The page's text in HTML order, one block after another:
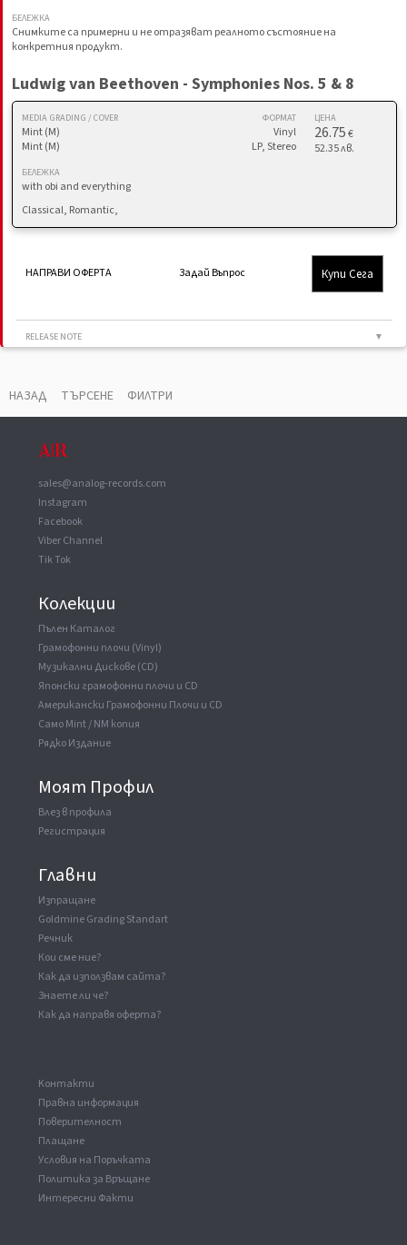
БЕЛЕЖКА
Снимките са примерни и не отразяват реалното състояние на
конкретния продукт.
Ludwig van Beethoven - Symphonies Nos. 5 & 8
MEDIA GRADING / COVER
Mint (M)
Mint (M)
ФОРМАТ
Vinyl
LP, Stereo
ЦЕНА
26.75€
52.35 лв.
БЕЛЕЖКА
with obi and everything
Classical, Romantic,
НАПРАВИ ОФЕРТА Задай Въпрос Купи Сега
RELEASE NOTE ▼
TRACKS
ВАУЧЕР
Record Company
НАЗАД ТЪРСЕНЕ ФИЛТРИ
sales@analog-records.com
Instagram
Facebook
Viber Channel
Tik Tok
Колекции
Пълен Каталог
Грамофонни плочи (Vinyl)
Музикални Дискове (CD)
Японски грамофонни плочи и CD
Американски Грамофонни Плочи и CD
Само Mint / NM копия
Рядко Издание
Моят Профил
Влез в профила
Регистрация
Главни
Изпращане
Goldmine Grading Standart
Речник
Кои сме ние?
Как да използвам сайта?
Знаете ли че?
Как да направя оферта?
Kонтакти
Правна информация
Поверителност
Плащане
Условия на Поръчката
Политика за Връщане
Интересни Факти